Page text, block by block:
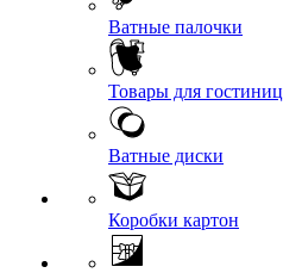
Ватные палочки
Товары для гостиниц
Ватные диски
Коробки картон